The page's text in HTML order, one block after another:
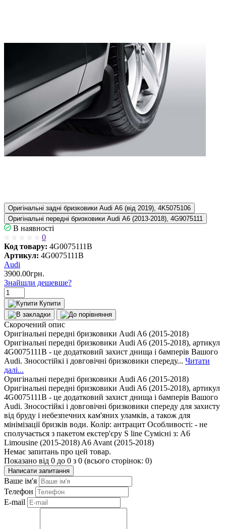
Оригінальні задні бризковики Audi A6 (від 2019), 4K5075106
Оригінальні передні бризковики Audi A6 (2013-2018), 4G9075111
В наявності
0
Код товару: 4G0075111B
Артикул: 4G0075111B
Audi
3900.00грн.
Знайшли дешевше?
Купити
Скорочений опис
Оригінальні передні бризковики Audi A6 (2015-2018)
Оригінальні передні бризковики Audi A6 (2015-2018), артикул
4G0075111B - це додатковий захист днища і бамперів Вашого
Audi. Зносостійкі і довговічні бризковики спереду... Читати
далі...
Оригінальні передні бризковики Audi A6 (2015-2018)
Оригінальні передні бризковики Audi A6 (2015-2018), артикул
4G0075111B - це додатковий захист днища і бамперів Вашого
Audi. Зносостійкі і довговічні бризковики спереду для захисту
від бруду і небезпечних кам'яних уламків, а також для
мінімізації бризків води. Колір: антрацит Особливості: - не
сполучається з пакетом екстер'єру S line Сумісні з: A6
Limousine (2015-2018) A6 Avant (2015-2018)
Немає запитань про цей товар.
Показано від 0 до 0 з 0 (всього сторінок: 0)
Написати запитання
Ваше ім'я
Телефон
E-mail